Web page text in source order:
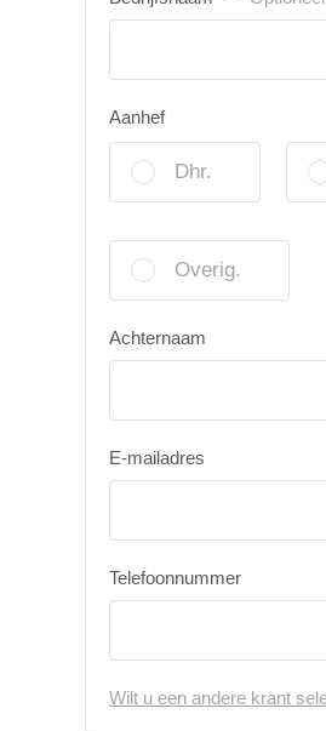
Aanhef
Dhr.
Overig.
Achternaam
E-mailadres
Telefoonnummer
Wilt u een andere krant